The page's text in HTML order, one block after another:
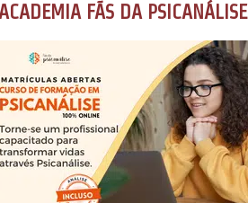
ACADEMIA FÃS DA PSICANÁLISE